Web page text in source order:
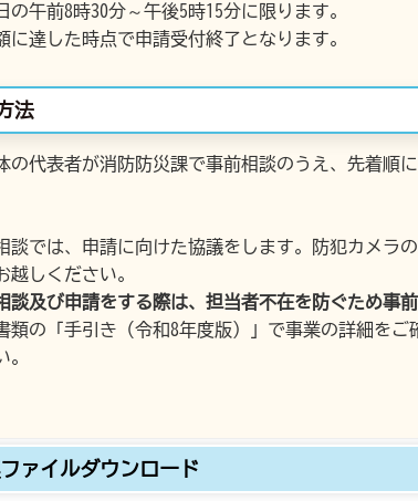
午前8時30分～午後5時15分に限ります。
達した時点で申請受付終了となります。
法
の代表者が消防防災課で事前相談のうえ、先着順に
談では、申請に向けた協議をします。防犯カメラ
越しください。
談及び申請をする際は、担当者不在を防ぐため事
類の「手引き（令和8年度版）」で事業の詳細を
。
ァイルダウンロード